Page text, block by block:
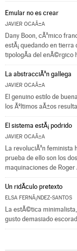
Emular no es crear
JAVIER OCAÃ±A
Dany Boon, cÃ³mico
estÃ¡ quedando en
tipologÃ­a del enÃ©rgico
La abstracciÃ³n gallega
JAVIER OCAÃ±A
El genuino estilo de
los Ãºltimos aÃ±os
El sistema estÃ¡ podrido
JAVIER OCAÃ±A
La revoluciÃ³n
prueba de ello son los
maquinaciones de Roger
Un ridÃ­culo pretexto
ELSA FERNÃ¡NDEZ-SANTOS
La estÃ©tica
gusto demasiado